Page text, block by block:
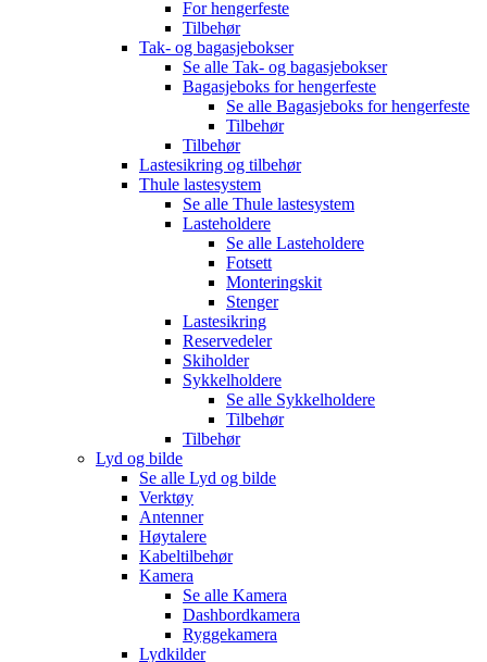
For hengerfeste
Tilbehør
Tak- og bagasjebokser
Se alle Tak- og bagasjebokser
Bagasjeboks for hengerfeste
Se alle Bagasjeboks for hengerfeste
Tilbehør
Tilbehør
Lastesikring og tilbehør
Thule lastesystem
Se alle Thule lastesystem
Lasteholdere
Se alle Lasteholdere
Fotsett
Monteringskit
Stenger
Lastesikring
Reservedeler
Skiholder
Sykkelholdere
Se alle Sykkelholdere
Tilbehør
Tilbehør
Lyd og bilde
Se alle Lyd og bilde
Verktøy
Antenner
Høytalere
Kabeltilbehør
Kamera
Se alle Kamera
Dashbordkamera
Ryggekamera
Lydkilder